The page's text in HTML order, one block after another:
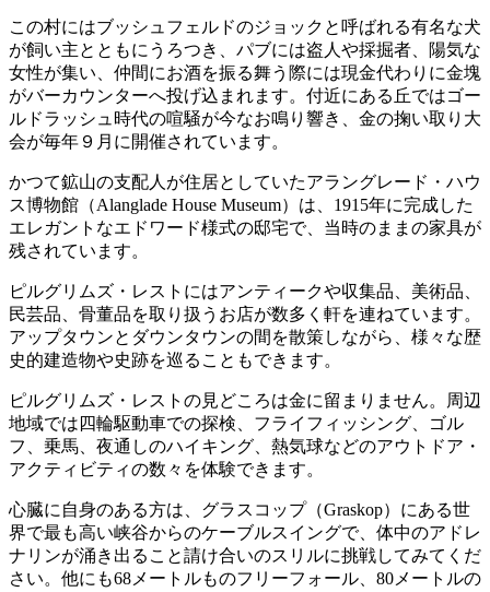
この村にはブッシュフェルドのジョックと呼ばれる有名な犬
が飼い主とともにうろつき、パブには盗人や採掘者、陽気な
女性が集い、仲間にお酒を振る舞う際には現金代わりに金塊
がバーカウンターへ投げ込まれます。付近にある丘ではゴー
ルドラッシュ時代の喧騒が今なお鳴り響き、金の掬い取り大
会が毎年９月に開催されています。
かつて鉱山の支配人が住居としていたアラングレード・ハウ
ス博物館（Alanglade House Museum）は、1915年に完成した
エレガントなエドワード様式の邸宅で、当時のままの家具が
残されています。
ピルグリムズ・レストにはアンティークや収集品、美術品、
民芸品、骨董品を取り扱うお店が数多く軒を連ねています。
アップタウンとダウンタウンの間を散策しながら、様々な歴
史的建造物や史跡を巡ることもできます。
ピルグリムズ・レストの見どころは金に留まりません。周辺
地域では四輪駆動車での探検、フライフィッシング、ゴル
フ、乗馬、夜通しのハイキング、熱気球などのアウトドア・
アクティビティの数々を体験できます。
心臓に自身のある方は、グラスコップ（Graskop）にある世
界で最も高い峡谷からのケーブルスイングで、体中のアドレ
ナリンが涌き出ること請け合いのスリルに挑戦してみてくだ
さい。他にも68メートルものフリーフォール、80メートルの